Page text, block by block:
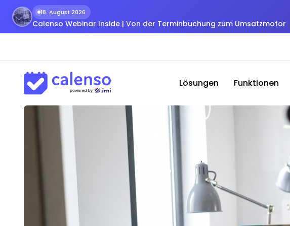
18. August 2026
Calenso Webinar Inside | Von der Terminbuchung zum Umsatzmotor
Lösungen Funktionen